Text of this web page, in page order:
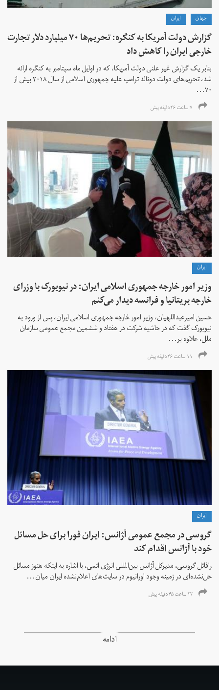
جهان ايران
گزارش دولت آمریکا به کنگره: تحریم‌ها ۷۰ میلیارد دلار تجارت
خارجی ایران را کاهش داد
بنابر یک گزارش غیر علنی دولت آمریکا، که در اوایل ماه سپتامبر به کنگره ارائه
شد، تحریم‌های دولت دونالد ترامپ علیه جمهوری اسلامی از سال ۲۰۱۸ بیش از
۷۰...
۷ ساعت ۴۶ دقیقه پیش
ايران
وزیر امور خارجه جمهوری اسلامی ایران: در نیویورک با وزرای
خارجه بریتانیا و فرانسه دیدار می‌کنم
حسین امیرعبداللهیان، وزیر امور خارجه جمهوری اسلامی ایران، پس از ورود به
نیویورک گفت که در حاشیه شرکت در هفتاد و ششمین مجمع عمومی سازمان
ملل، علاوه بر...
۱۱ ساعت ۴۶ دقیقه پیش
ايران
گروسی در مجمع عمومی آژانس: ایران فورا برای حل مسائل
خود با آژانس اقدام کند
رافائل گروسی، مدیرکل آژانس بین‌المللی انرژی اتمی، با اشاره به اینکه هنوز مسائل
حل‌نشده‌ای در زمینه وجود اورانیوم در سایت‌های اعلام‌نشده ایران میان...
۲۲ ساعت ۴۵ دقیقه پیش
ادامه